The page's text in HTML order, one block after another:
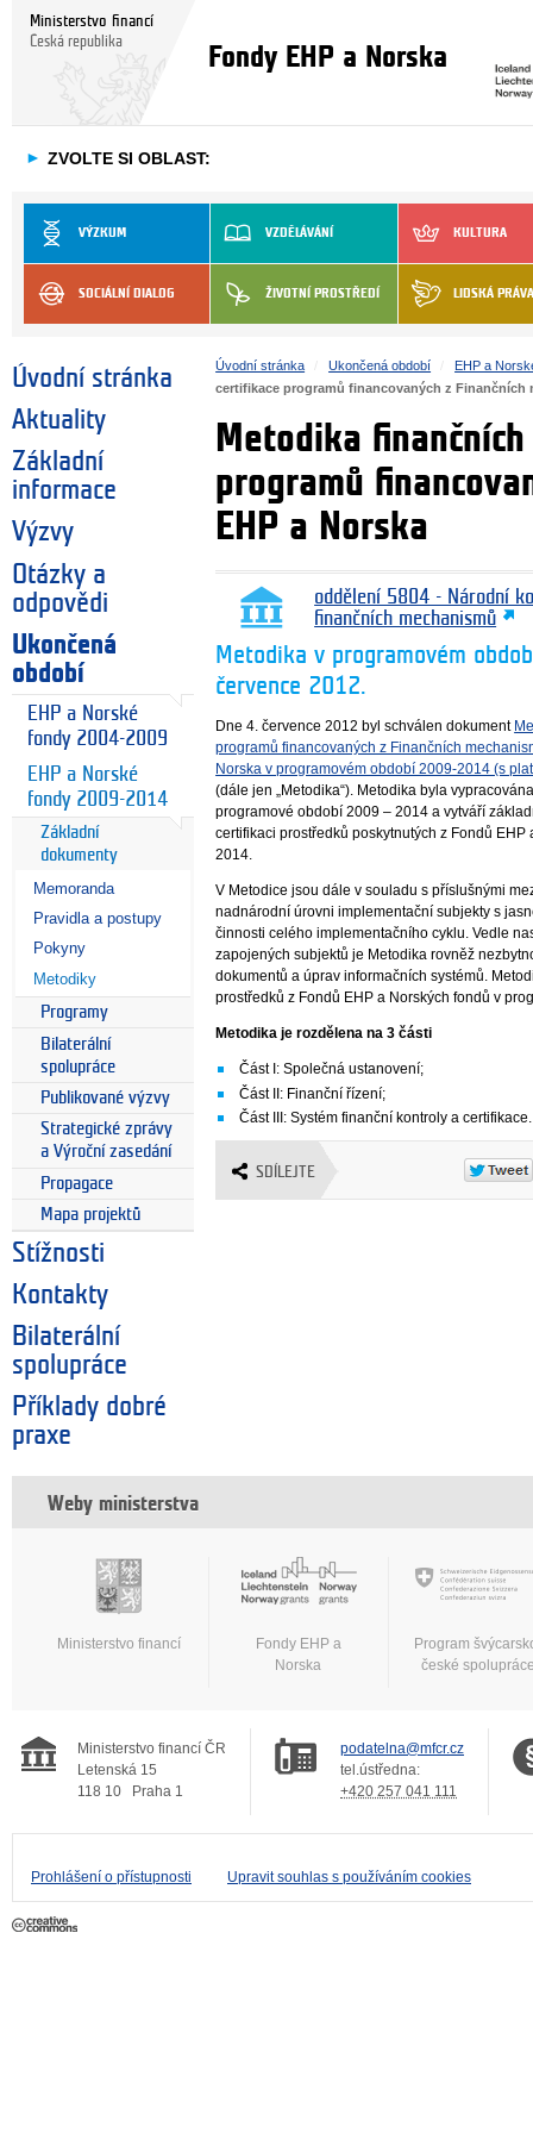
Ministerstvo financí
Česká republika
Fondy EHP a Norska
► ZVOLTE SI OBLAST:
VÝZKUM VZDĚLÁVÁNÍ KULTURA
SOCIÁLNÍ DIALOG ŽIVOTNÍ PROSTŘEDÍ LIDSKÁ PRÁVA
Úvodní stránka
Aktuality
Základní
informace
Výzvy
Otázky a
odpovědi
Ukončená
období
EHP a Norské
fondy 2004-2009
EHP a Norské
fondy 2009-2014
Základní
dokumenty
Memoranda
Pravidla a postupy
Pokyny
Metodiky
Programy
Bilaterální
spolupráce
Publikované výzvy
Strategické zprávy
a Výroční zasedání
Propagace
Mapa projektů
Stížnosti
Kontakty
Bilaterální
spolupráce
Příklady dobré
praxe
Úvodní stránka Ukončená období
EHP a
certifikace programů financovaných z Finančních
Metodika
programů
EHP a Norska
oddělení 5804 - Národní
finančních mechanismů
Metodika v programovém
července 2012.
Dne 4. července 2012 byl schválen dokument
programů financovaných z Finančních
Norska v programovém období 2009-2014 (s
(dále jen „Metodika“). Metodika byla
programové období 2009 – 2014 a vytváří
certifikaci prostředků poskytnutých z Fondů
2014.
V Metodice jsou dále v souladu s příslušnými
nadnárodní úrovni implementační subjekty s
činnosti celého implementačního cyklu. Vedle
zapojených subjektů je Metodika rovněž
dokumentů a úprav informačních systémů.
prostředků z Fondů EHP a Norských fondů v
Metodika je rozdělena na 3 části
Část I: Společná ustanovení;
Část II: Finanční řízení;
Část III: Systém finanční kontroly a certifikace.
SDÍLEJTE
Weby ministerstva
Ministerstvo financí
Fondy EHP a
Norska
Program
české
Ministerstvo financí ČR
Letenská 15
118 10
Praha 1
podatelna@mfcr.cz
tel.ústředna:
+420 257 041 111
Prohlášení o přístupnosti Upravit souhlas s používáním cookies